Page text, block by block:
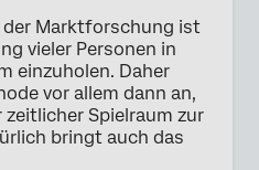
der Marktforschung ist
vieler Personen in
einzuholen. Daher
vor allem dann an,
Spielraum zur
bringt auch das